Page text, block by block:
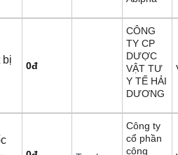
bị
0đ
CÔNG
TY CP
DƯỢC
VẬT TƯ
Y TẾ HẢI
DƯƠNG
Công ty
cổ phần
công